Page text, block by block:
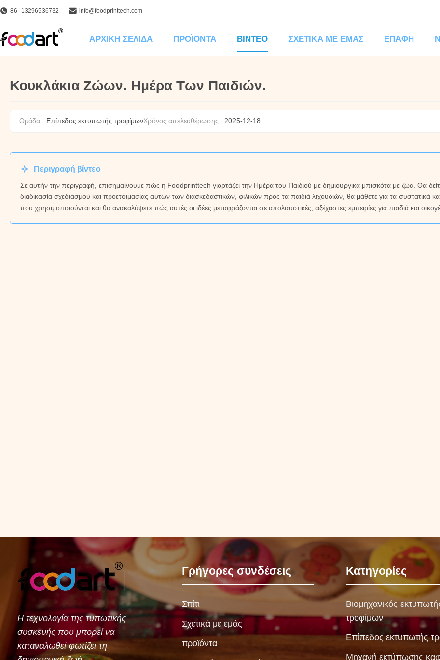
86--13296536732 info@foodprinttech.com
ΑΡΧΙΚΉ ΣΕΛΊΔΑ ΠΡΟΪΌΝΤΑ ΒΊΝΤΕΟ ΣΧΕΤΙΚΆ ΜΕ ΕΜΆΣ ΕΠΑΦΉ
Κουκλάκια Ζώων. Ημέρα Των Παιδιών.
Ομάδα: Επίπεδος εκτυπωτής τροφίμωνΧρόνος απελευθέρωσης: 2025-12-18
Περιγραφή βίντεο
Σε αυτήν την περιγραφή, επισημαίνουμε πώς η Foodprinttech γιορτάζει την Ημέρα του Παιδιού με δημιουργικά μπισκότα με ζώα. Θα
διαδικασία σχεδιασμού και προετοιμασίας αυτών των διασκεδαστικών, φιλικών προς τα παιδιά λιχουδιών, θα μάθετε για τα συστατικά και
που χρησιμοποιούνται και θα ανακαλύψετε πώς αυτές οι ιδέες μεταφράζονται σε απολαυστικές, αξέχαστες εμπειρίες για παιδιά και
Η τεχνολογία της τυπωτικής
συσκευής που μπορεί να
καταναλωθεί φωτίζει τη
Γρήγορες συνδέσεις
Σπίτι
Σχετικά με εμάς
προϊόντα
Κατηγορίες
Βιομηχανικός
τροφίμων
Επίπεδος εκτυπωτής
Μηχανή εκτύπωσης